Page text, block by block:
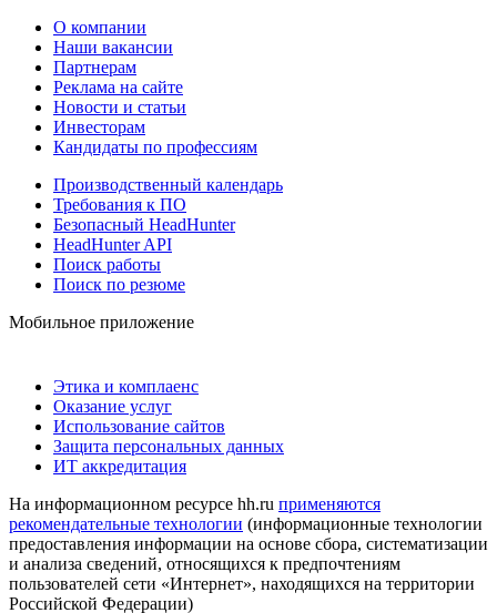
О компании
Наши вакансии
Партнерам
Реклама на сайте
Новости и статьи
Инвесторам
Кандидаты по профессиям
Производственный календарь
Требования к ПО
Безопасный HeadHunter
HeadHunter API
Поиск работы
Поиск по резюме
Мобильное приложение
Этика и комплаенс
Оказание услуг
Использование сайтов
Защита персональных данных
ИТ аккредитация
На информационном ресурсе hh.ru применяются
рекомендательные технологии (информационные технологии
предоставления информации на основе сбора, систематизации
и анализа сведений, относящихся к предпочтениям
пользователей сети «Интернет», находящихся на территории
Российской Федерации)